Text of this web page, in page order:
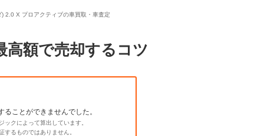
) 2.0 X プロアクティブの車買取・車査定
高額で売却するコツ
ことができませんでした。
クによって算出しています。
るものではありません。